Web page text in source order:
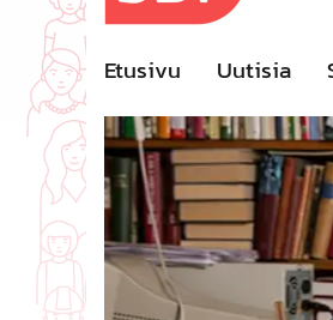
Etusivu Uutisia